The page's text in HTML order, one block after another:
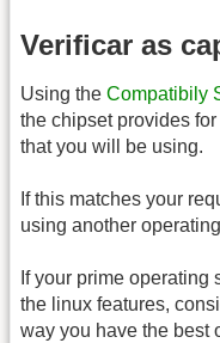
Verificar as
Using the Compatibily
the chipset provides
that you will be using.
If this matches your
using another
If your prime
the linux features,
way you have the best